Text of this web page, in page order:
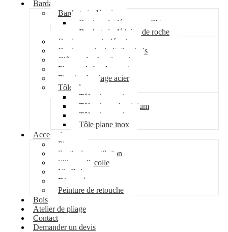
Bardage
Bardage isolé acier
Bardage isolé mousse PU
Bardage isolé laine de roche
Bardage non isolé acier
Bardage acier imitation bois
Clôture de chantier acier
Plateau de bardage acier
Fixation bardage acier
Tôle plane
Tôle plane acier
Tôle plane aluminium
Tôle plane galva
Tôle plane inox
Accessoires
Pipeco
Sortie de ventilation
Silicone & colle
Vis Bois
Disque à tronçonner
Peinture de retouche
Bois
Atelier de pliage
Contact
Demander un devis